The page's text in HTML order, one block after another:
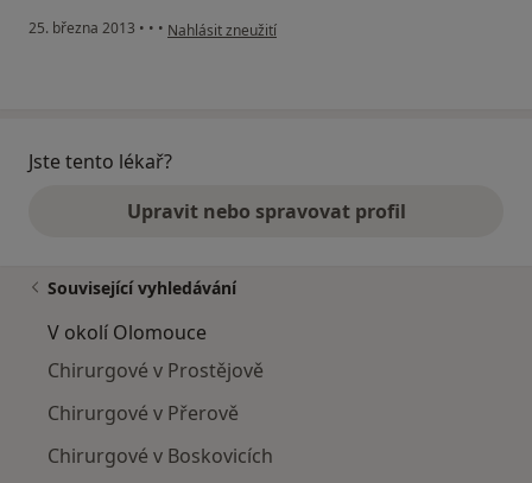
25. března 2013 • • • podle názoru uživatele Váš účet byl odstraněn
Nahlásit zneužití
Jste tento lékař?
Upravit nebo spravovat profil
Související vyhledávání
V okolí Olomouce
Chirurgové v Prostějově
Chirurgové v Přerově
Chirurgové v Boskovicích